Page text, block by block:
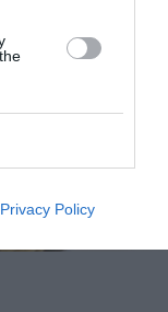
Privacy Policy